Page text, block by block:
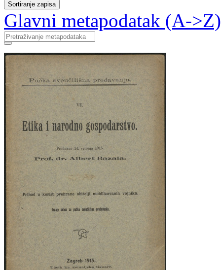
Sortiranje zapisa
Glavni metapodatak (A->Z)